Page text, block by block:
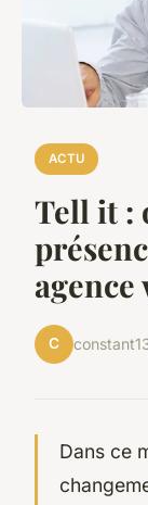
ACTU
Tell it :
agence
C constant
Dans ce